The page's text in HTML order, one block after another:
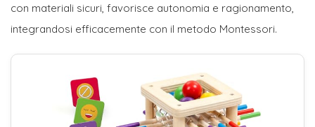
con materiali sicuri, favorisce autonomia e ragionamento,
integrandosi efficacemente con il metodo Montessori.